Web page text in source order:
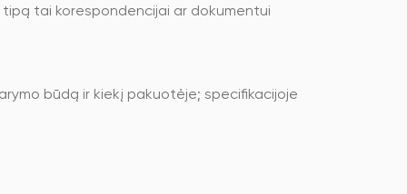
tai korespondencijai ar dokumentui
būdą ir kiekį pakuotėje; specifikacijoje